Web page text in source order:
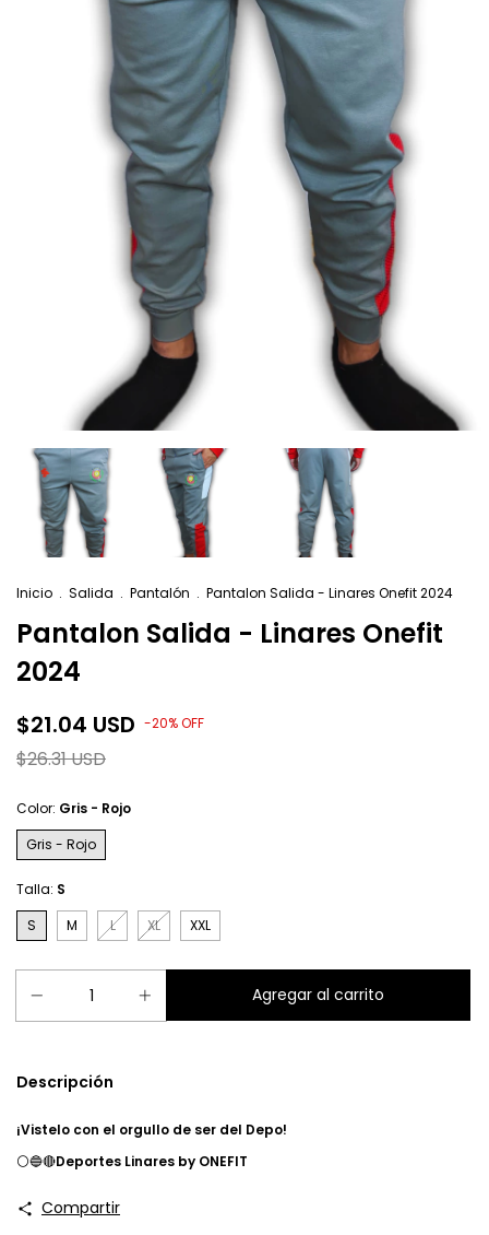
Inicio . Salida . Pantalón . Pantalon Salida - Linares Onefit 2024
Pantalon Salida - Linares Onefit
2024
$21.04 USD -20%OFF
$26.31 USD
Color: Gris - Rojo
Gris - Rojo
Talla: S
S
M L XL XXL
Descripción
¡Vistelo con el orgullo de ser del Depo!
⚪🔵🔴Deportes Linares by ONEFIT
Compartir